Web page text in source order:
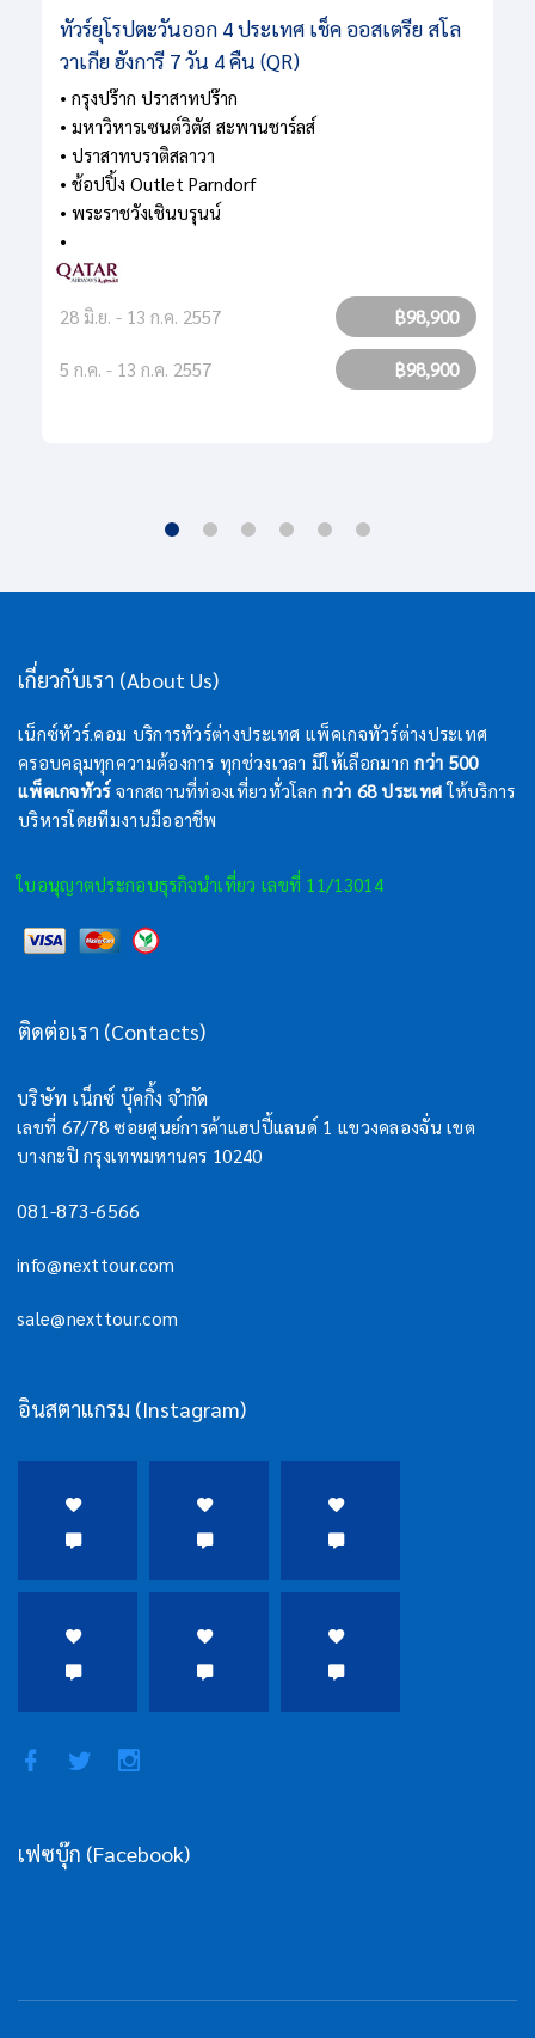
ทัวร์ยุโรปตะวันออก 4 ประเทศ เช็ค ออสเตรีย สโล
วาเกีย ฮังการี 7 วัน 4 คืน (QR)
• กรุงปร๊าก ปราสาทปร๊าก
• มหาวิหารเซนต์วิตัส สะพานชาร์ลส์
• ปราสาทบราติสลาวา
• ช้อปปิ้ง Outlet Parndorf
• พระราชวังเชินบรุนน์
•
28 มิ.ย. - 13 ก.ค. 2557 ฿98,900
5 ก.ค. - 13 ก.ค. 2557 ฿98,900
เกี่ยวกับเรา (About Us)
เน็กซ์ทัวร์.คอม บริการทัวร์ต่างประเทศ แพ็คเกจทัวร์ต่างประเทศ
ครอบคลุมทุกความต้องการ ทุกช่วงเวลา มีให้เลือกมากกว่า 500
แพ็คเกจทัวร์จากสถานที่ท่องเที่ยวทั่วโลกกว่า 68 ประเทศให้บริการ
บริหารโดยทีมงานมืออาชีพ
ใบอนุญาตประกอบธุรกิจนำเที่ยว เลขที่ 11/13014
ติดต่อเรา (Contacts)
บริษัท เน็กซ์ บุ๊คกิ้ง จำกัด
เลขที่ 67/78 ซอยศูนย์การค้าแฮปปี้แลนด์ 1 แขวงคลองจั่น เขต
บางกะปิ กรุงเทพมหานคร 10240
081-873-6566
info@nexttour.com
sale@nexttour.com
อินสตาแกรม (Instagram)
เฟซบุ๊ก (Facebook)